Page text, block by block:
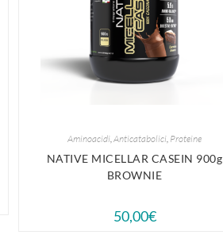
Aminoacidi Anticatabolici Proteine
NATIVE MICELLAR CASEIN 900g
BROWNIE
50,00€